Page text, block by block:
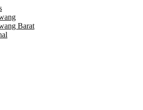
Barat